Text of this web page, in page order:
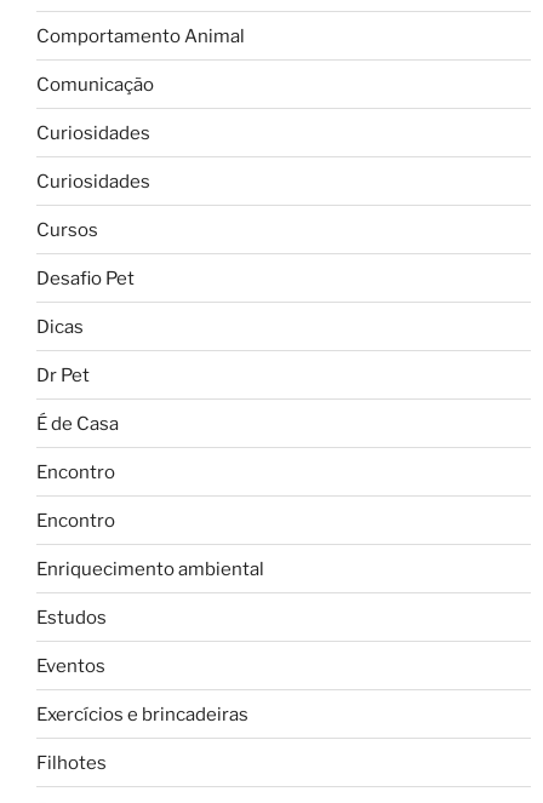
Comportamento Animal
Comunicação
Curiosidades
Curiosidades
Cursos
Desafio Pet
Dicas
Dr Pet
É de Casa
Encontro
Encontro
Enriquecimento ambiental
Estudos
Eventos
Exercícios e brincadeiras
Filhotes